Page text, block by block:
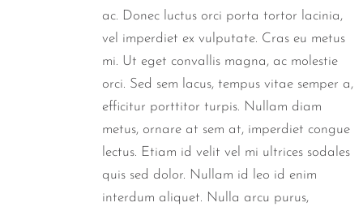
ac. Donec luctus orci porta tortor lacinia,
vel imperdiet ex vulputate. Cras eu metus
mi. Ut eget convallis magna, ac molestie
orci. Sed sem lacus, tempus vitae semper a,
efficitur porttitor turpis. Nullam diam
metus, ornare at sem at, imperdiet congue
lectus. Etiam id velit vel mi ultrices sodales
quis sed dolor. Nullam id leo id enim
interdum aliquet. Nulla arcu purus,